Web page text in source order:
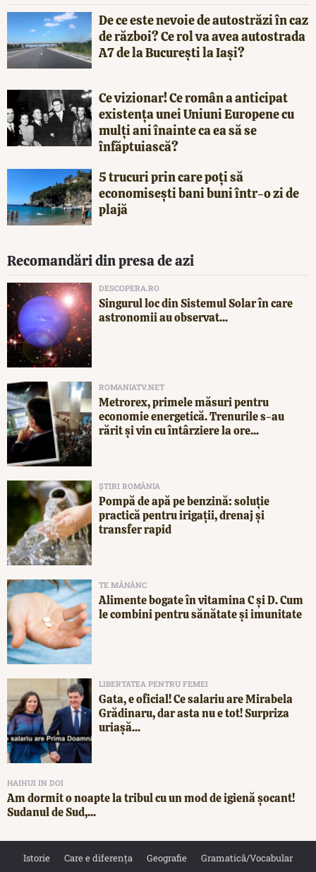
De ce este nevoie de autostrăzi în caz
de război? Ce rol va avea autostrada
A7 de la București la Iași?
Ce vizionar! Ce român a anticipat
existența unei Uniuni Europene cu
mulți ani înainte ca ea să se
înfăptuiască?
5 trucuri prin care poți să
economisești bani buni într-o zi de
plajă
Recomandări din presa de azi
DESCOPERA.RO
Singurul loc din Sistemul Solar în care
astronomii au observat...
ROMANIATV.NET
Metrorex, primele măsuri pentru
economie energetică. Trenurile s-au
rărit și vin cu întârziere la ore...
ȘTIRI ROMÂNIA
Pompă de apă pe benzină: soluție
practică pentru irigații, drenaj și
transfer rapid
TE MĂNÂNC
Alimente bogate în vitamina C și D. Cum
le combini pentru sănătate și imunitate
LIBERTATEA PENTRU FEMEI
Gata, e oficial! Ce salariu are Mirabela
Grădinaru, dar asta nu e tot! Surpriza
uriașă...
HAIHUI IN DOI
Am dormit o noapte la tribul cu un mod de igienă șocant!
Sudanul de Sud,...
Istorie Care e diferența Geografie Gramatică/Vocabular